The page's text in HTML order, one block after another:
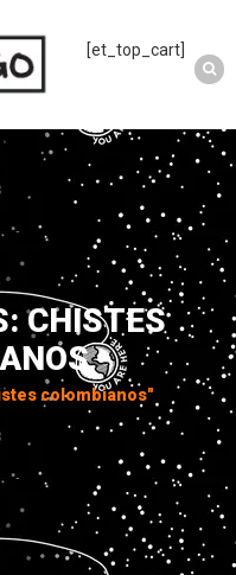
[et_top_cart]
CHISTES
colombianos"